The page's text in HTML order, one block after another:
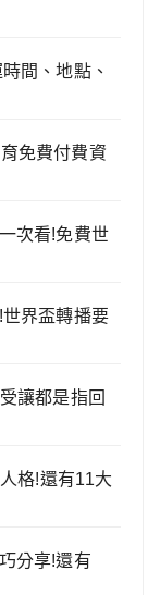
間、地點、
免費付費資
次看!免費世
世界盃轉播要
讓都是指回
格!還有11大
分享!還有